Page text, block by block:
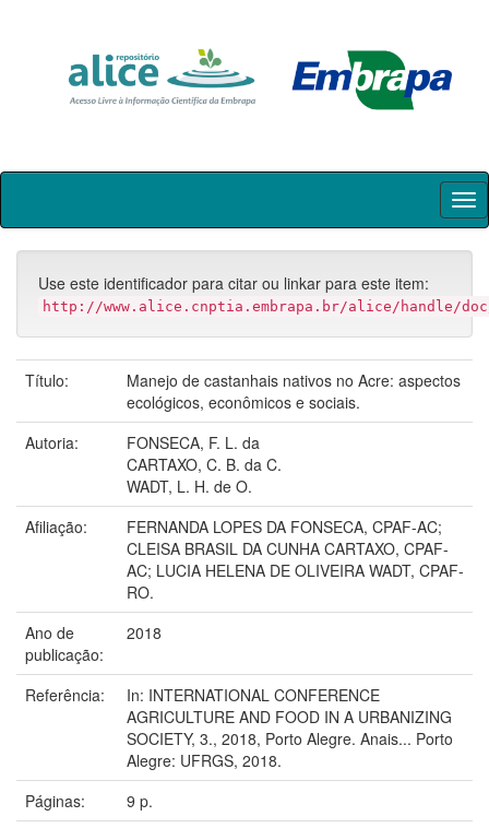
Skip
Use este identificador para citar ou linkar para este item:
http://www.alice.cnptia.embrapa.br/alice/handle/doc/
Título:
Manejo de castanhais nativos no Acre: aspectos
ecológicos, econômicos e sociais.
Autoria:
FONSECA, F. L. da
CARTAXO, C. B. da C.
WADT, L. H. de O.
Afiliação:
FERNANDA LOPES DA FONSECA, CPAF-AC;
CLEISA BRASIL DA CUNHA CARTAXO, CPAF-
AC; LUCIA HELENA DE OLIVEIRA WADT, CPAF-
RO.
Ano de
publicação:
2018
Referência:
In: INTERNATIONAL CONFERENCE
AGRICULTURE AND FOOD IN A URBANIZING
SOCIETY, 3., 2018, Porto Alegre. Anais... Porto
Alegre: UFRGS, 2018.
Páginas:
9 p.